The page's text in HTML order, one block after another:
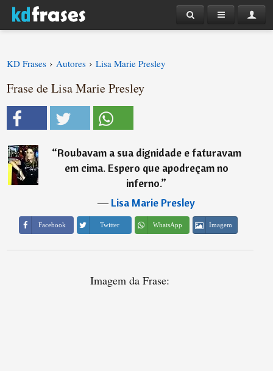
KD Frases › Autores › Lisa Marie Presley
Frase de Lisa Marie Presley
“Roubavam a sua dignidade e faturavam
em cima. Espero que apodreçam no
inferno.”
―Lisa Marie Presley
Facebook Twitter WhatsApp Imagem
Imagem da Frase: